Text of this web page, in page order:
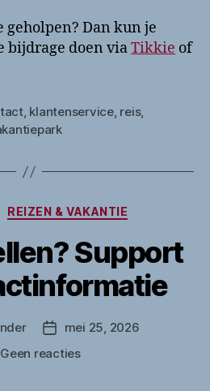
geholpen? Dan kun je
doen viaTikkie of
, klantenservice, reis,
Categorieën
REIZEN & VAKANTIE
Support
Berichtdatum
mei 25, 2026
Geen reactiesop